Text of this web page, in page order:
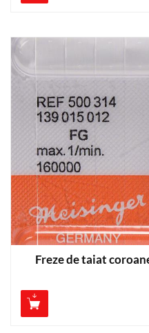
Freze de taiat